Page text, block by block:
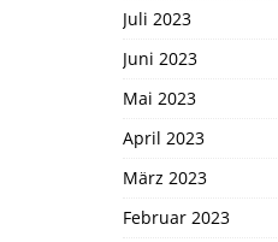
Juli 2023
Juni 2023
Mai 2023
April 2023
März 2023
Februar 2023